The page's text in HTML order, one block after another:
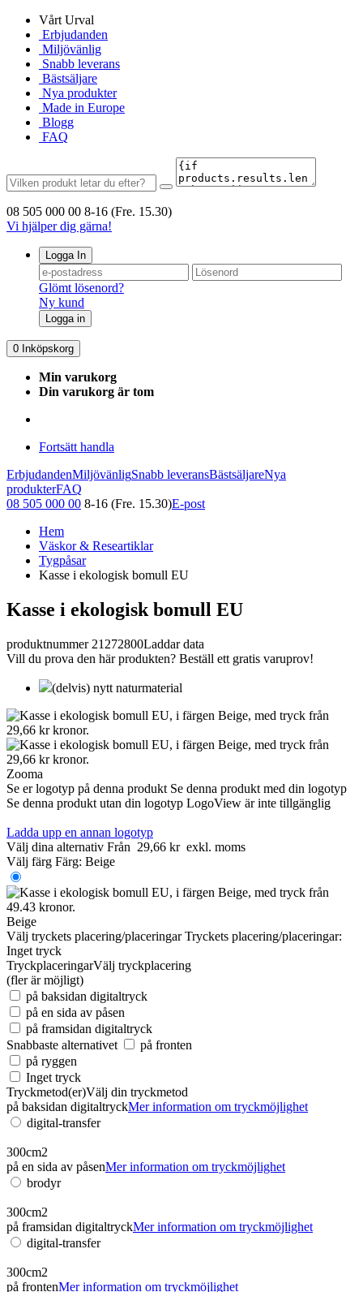
Vårt Urval
Erbjudanden
Miljövänlig
Snabb leverans
Bästsäljare
Nya produkter
Made in Europe
Blogg
FAQ
08 505 000 00 8-16 (Fre. 15.30)
Vi hjälper dig gärna!
Logga In
Glömt lösenord?
Ny kund
Logga in
0 Inköpskorg
Min varukorg
Din varukorg är tom
Fortsätt handla
ErbjudandenMiljövänligSnabb leveransBästsäljareNya
produkterFAQ
08 505 000 00 8-16 (Fre. 15.30)E-post
Hem
Väskor & Researtiklar
Tygpåsar
Kasse i ekologisk bomull EU
Kasse i ekologisk bomull EU
produktnummer 21272800Laddar data
Vill du prova den här produkten? Beställ ett gratis varuprov!
(delvis) nytt naturmaterial
Zooma
Se er logotyp på denna produkt Se denna produkt med din logotyp
Se denna produkt utan din logotyp LogoView är inte tillgänglig
Ladda upp en annan logotyp
Välj dina alternativ Från 29,66 kr exkl. moms
Välj färg Färg: Beige
Beige
Välj tryckets placering/placeringar Tryckets placering/placeringar:
Inget tryck
TryckplaceringarVälj tryckplacering
(fler är möjligt)
på baksidan digitaltryck
på en sida av påsen
på framsidan digitaltryck
Snabbaste alternativet
på fronten
på ryggen
Inget tryck
Tryckmetod(er)Välj din tryckmetod
på baksidan digitaltryckMer information om tryckmöjlighet
digital-transfer
300cm2
på en sida av påsenMer information om tryckmöjlighet
brodyr
300cm2
på framsidan digitaltryckMer information om tryckmöjlighet
digital-transfer
300cm2
på frontenMer information om tryckmöjlighet